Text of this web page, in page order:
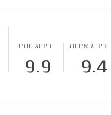
דירוג איכות
9.4
דירוג מחיר
9.9